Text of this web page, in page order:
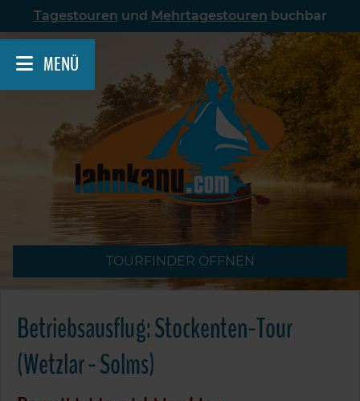
to
content
Tagestouren und Mehrtagestouren buchbar
TOURFINDER ÖFFNEN
Betriebsausflug: Stockenten-Tour
(Wetzlar - Solms)
MENÜ